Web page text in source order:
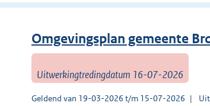
Omgevingsplan gemeente
Uitwerkingtredingdatum 16-07-2026
Geldend van 19-03-2026 t/m 15-07-2026